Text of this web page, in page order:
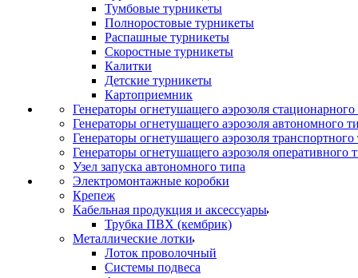
Тумбовые турникеты
Полноростовые турникеты
Распашные турникеты
Скоростные турникеты
Калитки
Детские турникеты
Картоприемник
Генераторы огнетушащего аэрозоля стационарного
Генераторы огнетушащего аэрозоля автономного
Генераторы огнетушащего аэрозоля транспортного
Генераторы огнетушащего аэрозоля оперативного
Узел запуска автономного типа
Электромонтажные коробки
Крепеж
Кабельная продукция и аксессуары
Трубка ПВХ (кембрик)
Металлические лотки
Лоток проволочный
Системы подвеса